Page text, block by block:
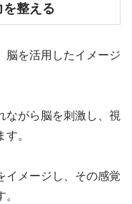
整える
脳を活用したイメージ
ながら脳を刺激し、視
。
イメージし、その感覚